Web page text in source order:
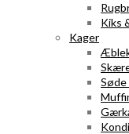
Kiks
Kager